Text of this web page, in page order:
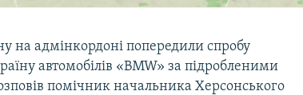
на адмінкордоні попередили спробу
автомобілів «BMW» за підробленими
помічник начальника Херсонського